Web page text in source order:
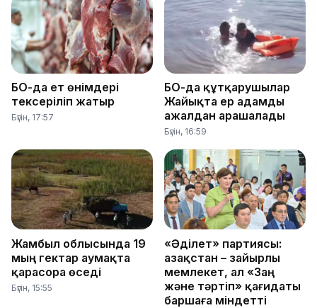
БҚО-да ет өнімдері
тексеріліп жатыр
Бүгін, 17:57
БҚО-да құтқарушылар
Жайықта ер адамды
ажалдан арашалады
Бүгін, 16:59
Жамбыл облысында 19
мың гектар аумақта
қарасора өседі
Бүгін, 15:55
«Әділет» партиясы:
Қазақстан – зайырлы
мемлекет, ал «Заң
және тәртіп» қағидаты
баршаға міндетті